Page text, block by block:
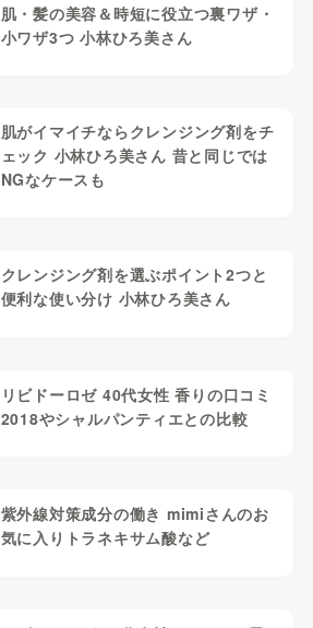
肌・髪の美容＆時短に役立つ裏ワザ・
小ワザ3つ 小林ひろ美さん
肌がイマイチならクレンジング剤をチ
ェック 小林ひろ美さん 昔と同じでは
NGなケースも
クレンジング剤を選ぶポイント2つと
便利な使い分け 小林ひろ美さん
リビドーロゼ 40代女性 香りの口コミ
2018やシャルパンティエとの比較
紫外線対策成分の働き mimiさんのお
気に入りトラネキサム酸など